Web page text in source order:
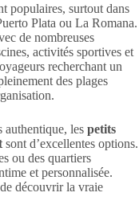
populaires, surtout dans
Plata ou La Romana.
de nombreuses
activités sportives et
recherchant un
des plages
authentique, les petits
sont d’excellentes options.
ou des quartiers
et personnalisée.
découvrir la vraie